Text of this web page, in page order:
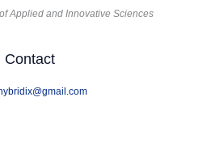
Applied and Innovative Sciences
Contact